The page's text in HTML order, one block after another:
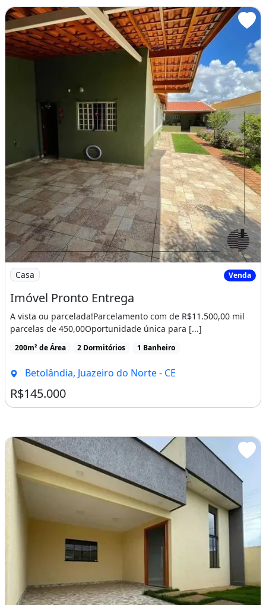
Imagem: Imóvel Pronto Entrega
A vista ou parcelada!Parcelamento com de R$11.500,00 mil
parcelas de 450,00Oportunidade única para [...]
200m² de Área 2 Dormitórios 1 Banheiro
Betolândia, Juazeiro do Norte - CE
R$145.000